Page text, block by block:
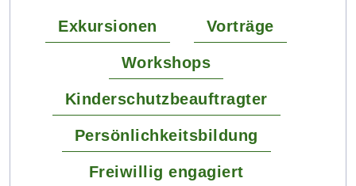
Exkursionen Vorträge
Workshops
Kinderschutzbeauftragter
Persönlichkeitsbildung
Freiwillig engagiert